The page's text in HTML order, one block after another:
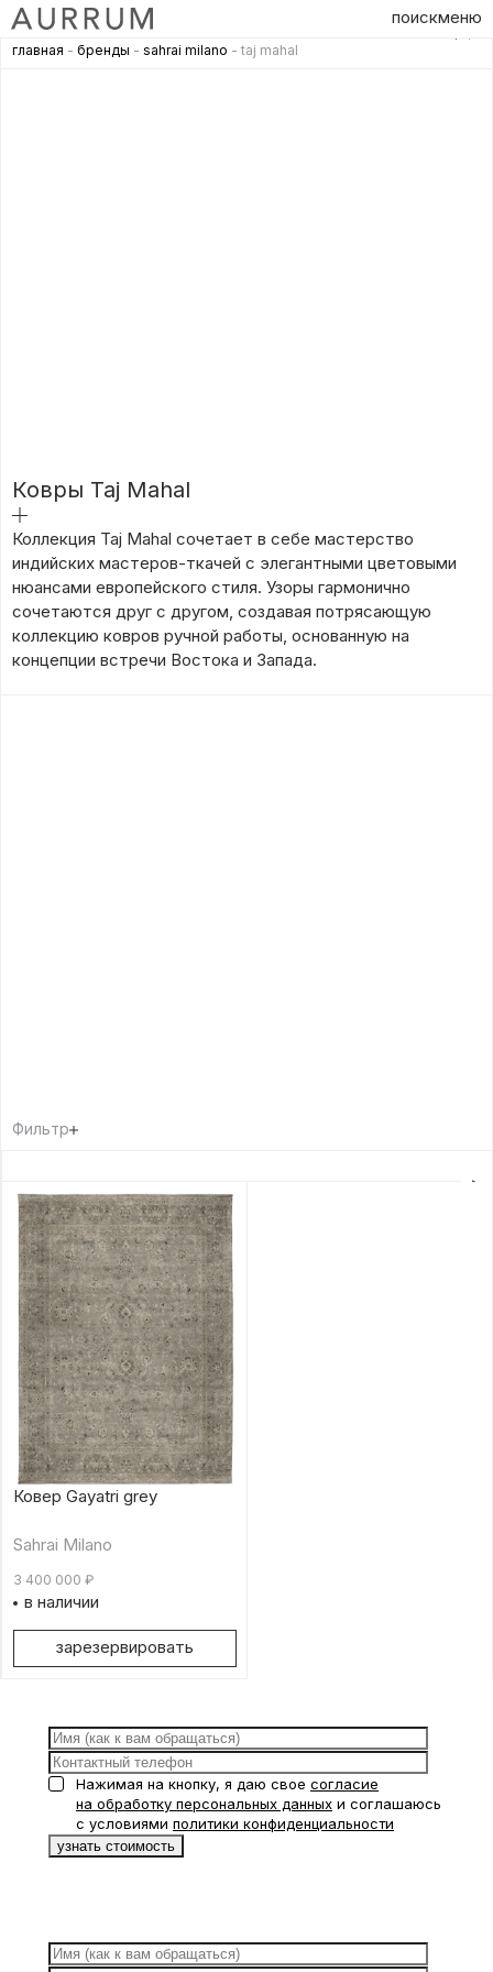
поискменю
главная - бренды - sahrai milano - taj mahal
Ковры Taj Mahal
Коллекция Taj Mahal сочетает в себе мастерство
индийских мастеров-ткачей с элегантными цветовыми
нюансами европейского стиля. Узоры гармонично
сочетаются друг с другом, создавая потрясающую
коллекцию ковров ручной работы, основанную на
концепции встречи Востока и Запада.
подробнее
Фильтр
Ковер Gayatri grey
Sahrai Milano
3 400 000 ₽
в наличии
зарезервировать
Нажимая на кнопку, я даю свое согласие
на обработку персональных данных и соглашаюсь
с условиями политики конфиденциальности